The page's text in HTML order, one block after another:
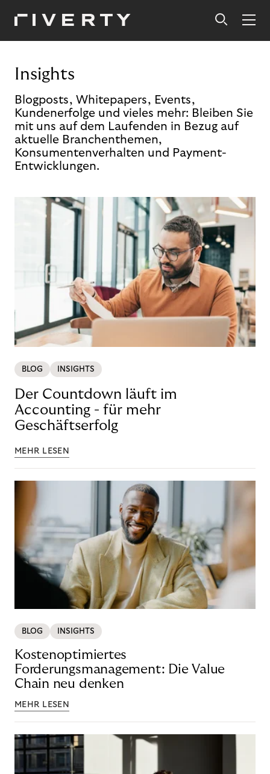
Insights
Blogposts, Whitepapers, Events,
Kundenerfolge und vieles mehr: Bleiben Sie
mit uns auf dem Laufenden in Bezug auf
aktuelle Branchenthemen,
Konsumentenverhalten und Payment-
Entwicklungen.
BLOG INSIGHTS
Der Countdown läuft im
Accounting - für mehr
Geschäftserfolg
MEHR LESEN
BLOG INSIGHTS
Kostenoptimiertes
Forderungsmanagement: Die Value
Chain neu denken
MEHR LESEN